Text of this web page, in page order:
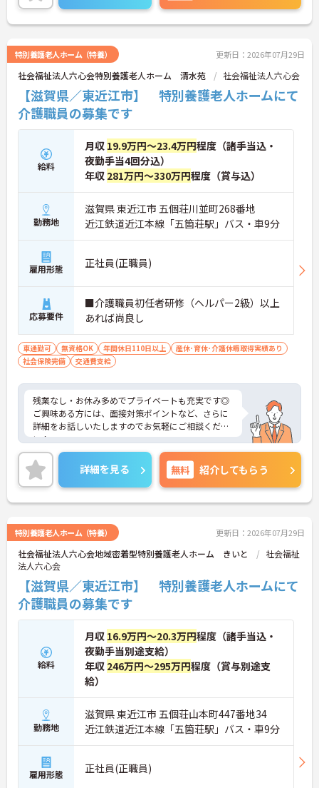
特別養護老人ホーム（特養） 更新日：2026年07月29日
社会福祉法人六心会特別養護老人ホーム 清水苑 社会福祉法人六心会
【滋賀県／東近江市】 特別養護老人ホームにて
介護職員の募集です
給料
月収 19.9万円～23.4万円程度（諸手当込・
夜勤手当4回分込）
年収 281万円～330万円程度（賞与込）
勤務地
滋賀県 東近江市 五個荘川並町268番地
近江鉄道近江本線「五箇荘駅」バス・車9分
雇用形態 正社員(正職員)
応募要件
■介護職員初任者研修（ヘルパー2級）以上
あれば尚良し
車通勤可 無資格OK 年間休日110日以上
産休･育休･介護休暇取得実績あり
社会保険完備
交通費支給
残業なし・お休み多めでプライベートも充実です◎
ご興味ある方には、面接対策ポイントなど、さらに
詳細をお話しいたしますのでお気軽にご相談くださ
い！
詳細を見る 無料 紹介してもらう
特別養護老人ホーム（特養） 更新日：2026年07月29日
社会福祉法人六心会地域密着型特別養護老人ホーム きいと
社会福祉
法人六心会
【滋賀県／東近江市】 特別養護老人ホームにて
介護職員の募集です
給料
月収 16.9万円～20.3万円程度（諸手当込・
夜勤手当別途支給）
年収 246万円～295万円程度（賞与別途支
給）
勤務地
滋賀県 東近江市 五個荘山本町447番地34
近江鉄道近江本線「五箇荘駅」バス・車9分
雇用形態 正社員(正職員)